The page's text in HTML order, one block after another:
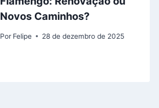
Novos Caminhos?
Por Felipe 28 de dezembro de 2025